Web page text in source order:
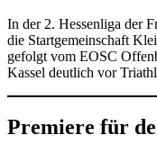
In der 2. Hessenliga der
die Startgemeinschaft
gefolgt vom EOSC
Kassel deutlich vor
Premiere für